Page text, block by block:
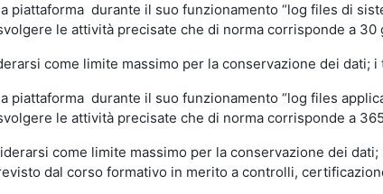
piattaforma durante il suo funzionamento “log files di
le attività precisate che di norma corrisponde a 30
come limite massimo per la conservazione dei
piattaforma durante il suo funzionamento “log files
le attività precisate che di norma corrisponde a
come limite massimo per la conservazione dei
dal corso formativo in merito a controlli,